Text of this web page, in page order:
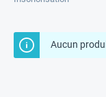
Aucun